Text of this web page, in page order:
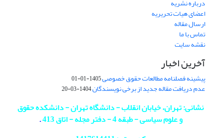
درباره نشریه
اعضای هیات تحریریه
ارسال مقاله
تماس با ما
نقشه سایت
آخرین اخبار
پیشینه فصلنامه مطالعات حقوق خصوصی1405-01-01
عدم دریافت مقاله جدید از برخی نویسندگان1404-03-20
نشانی: تهران، خیابان انقلاب - دانشگاه تهران - دانشکده حقوق
و علوم سیاسی - طبقه 4 - دفتر مجله - اتاق 413
.